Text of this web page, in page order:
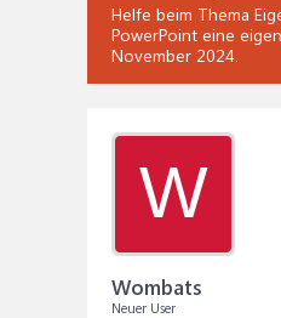
Helfe beim Thema
PowerPoint eine
November 2024.
W
Wombats
Neuer User